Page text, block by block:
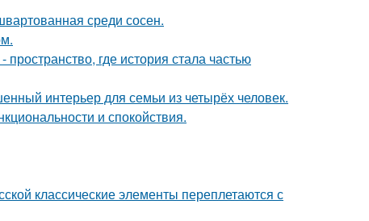
среди сосен.
где история стала частью
интерьер для семьи из четырёх человек.
и спокойствия.
классические элементы переплетаются с